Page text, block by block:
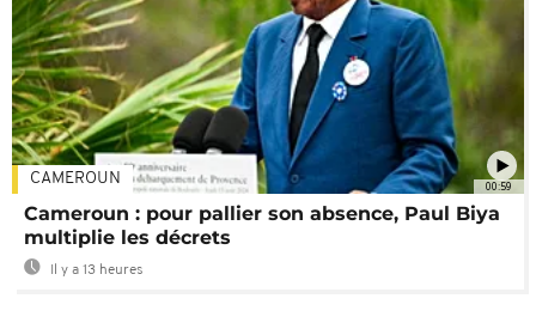
00:59
CAMEROUN
Cameroun : pour pallier son absence, Paul Biya
multiplie les décrets
Il y a 13 heures